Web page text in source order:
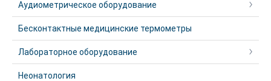
Аудиометрическое оборудование
Бесконтактные медицинские термометры
Лабораторное оборудование
Неонатология